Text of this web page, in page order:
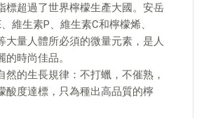
標超過了世界檸檬生產大國。安岳
維生素P、維生素C和檸檬烯、
大量人體所必須的微量元素，是人
時尚佳品。
然的生長規律：不打蠟，不催熟，
酸度達標，只為種出高品質的檸